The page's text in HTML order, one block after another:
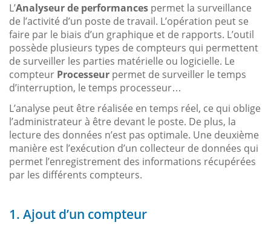
L’Analyseur de performances permet la surveillance
de l’activité d’un poste de travail. L’opération peut se
faire par le biais d’un graphique et de rapports. L’outil
possède plusieurs types de compteurs qui permettent
de surveiller les parties matérielle ou logicielle. Le
compteur Processeur permet de surveiller le temps
d’interruption, le temps processeur…
L’analyse peut être réalisée en temps réel, ce qui oblige
l’administrateur à être devant le poste. De plus, la
lecture des données n’est pas optimale. Une deuxième
manière est l’exécution d’un collecteur de données qui
permet l’enregistrement des informations récupérées
par les différents compteurs.
1. Ajout d’un compteur